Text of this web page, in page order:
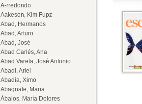
A-rredondo
Aakeson, Kim Fupz
Abad, Hermanos
Abad, Arturo
Abad, José
Abad Carlés, Ana
Abad Varela, José Antonio
Abadi, Ariel
Abadía, Ximo
Abagnale, Maria
Ábalos, María Dolores